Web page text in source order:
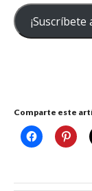
correo
electrónico
¡Suscríbete
Comparte este